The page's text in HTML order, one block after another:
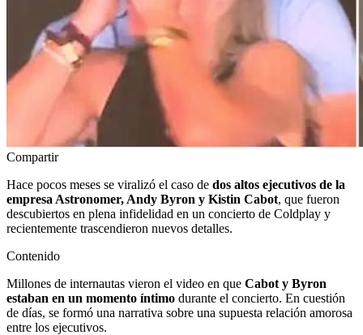
Compartir
Hace pocos meses se viralizó el caso de dos altos ejecutivos de la
empresa Astronomer, Andy Byron y Kistin Cabot, que fueron
descubiertos en plena infidelidad en un concierto de Coldplay y
recientemente trascendieron nuevos detalles.
Contenido
Millones de internautas vieron el video en que Cabot y Byron
estaban en un momento íntimo durante el concierto. En cuestión
de días, se formó una narrativa sobre una supuesta relación amorosa
entre los ejecutivos.